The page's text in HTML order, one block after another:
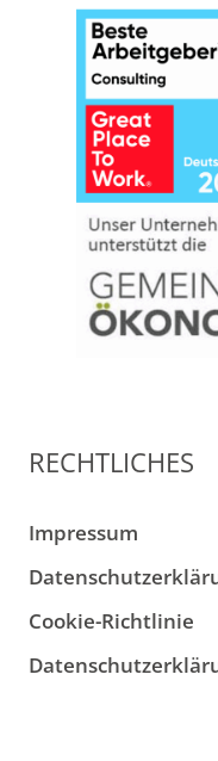
RECHTLICHES
Impressum
Cookie-Richtlinie